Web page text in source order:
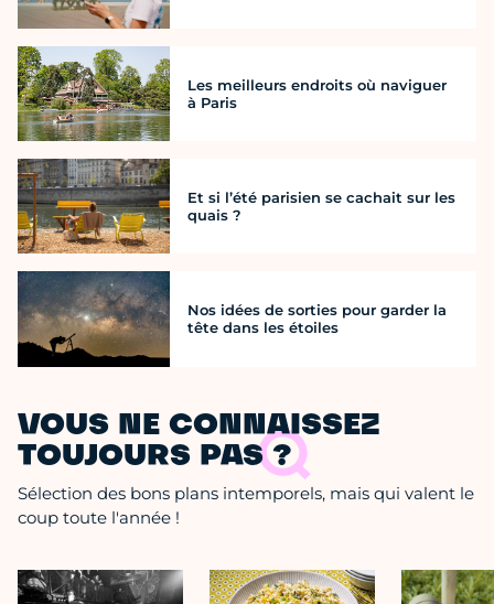
Les meilleurs endroits où naviguer
à Paris
Et si l’été parisien se cachait sur les
quais ?
Nos idées de sorties pour garder la
tête dans les étoiles
VOUS NE CONNAISSEZ
TOUJOURS PAS ?
Sélection des bons plans intemporels, mais qui valent le
coup toute l'année !